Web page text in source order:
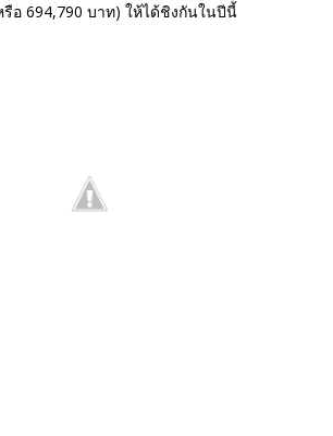
อ 694,790 บาท) ให้ได้ชิงกันในปีนี้